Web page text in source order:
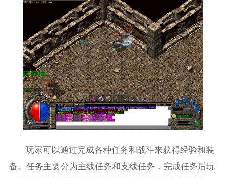
玩家可以通过完成各种任务和战斗来获得经验和装
备。任务主要分为主线任务和支线任务，完成任务后玩